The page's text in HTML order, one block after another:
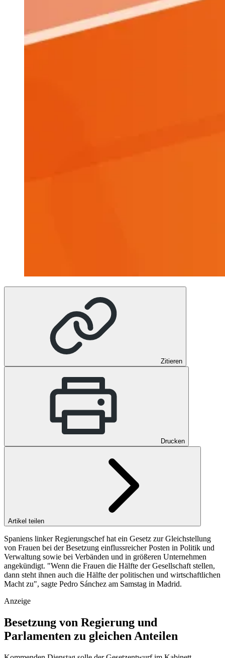
Zitieren
Drucken
Artikel teilen
Spaniens linker Regierungschef hat ein Gesetz zur Gleichstellung
von Frauen bei der Besetzung einflussreicher Posten in Politik und
Verwaltung sowie bei Verbänden und in größeren Unternehmen
angekündigt. "Wenn die Frauen die Hälfte der Gesellschaft stellen,
dann steht ihnen auch die Hälfte der politischen und wirtschaftlichen
Macht zu", sagte Pedro Sánchez am Samstag in Madrid.
Anzeige
Besetzung von Regierung und
Parlamenten zu gleichen Anteilen